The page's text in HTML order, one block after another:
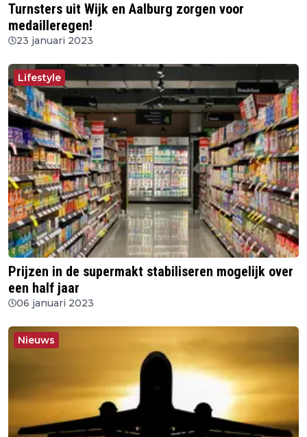
Turnsters uit Wijk en Aalburg zorgen voor
medailleregen!
23 januari 2023
Lifestyle
Prijzen in de supermakt stabiliseren mogelijk over
een half jaar
06 januari 2023
Nieuws